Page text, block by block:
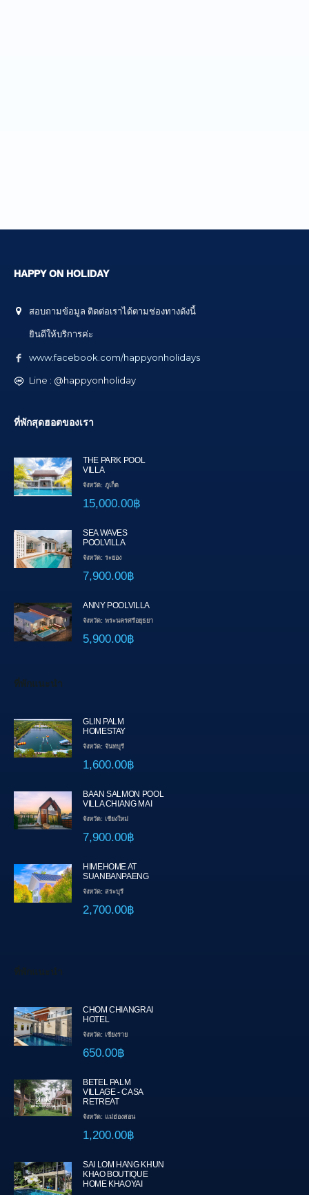
HAPPY ON HOLIDAY
สอบถามข้อมูล ติดต่อเราได้ตามช่องทางดังนี้
ยินดีให้บริการค่ะ
www.facebook.com/happyonholidays
Line : @happyonholiday
ที่พักสุดฮอตของเรา
THE PARK POOL
VILLA
จังหวัด: ภูเก็ต
15,000.00฿
SEA WAVES
POOLVILLA
จังหวัด: ระยอง
7,900.00฿
ANNY POOLVILLA
จังหวัด: พระนครศรีอยุธยา
5,900.00฿
ที่พักแนะนำ
GLIN PALM
HOMESTAY
จังหวัด: จันทบุรี
1,600.00฿
BAAN SALMON POOL
VILLA CHIANG MAI
จังหวัด: เชียงใหม่
7,900.00฿
HIMEHOME AT
SUANBANPAENG
จังหวัด: สระบุรี
2,700.00฿
ที่พักแนะนำ
CHOM CHIANGRAI
HOTEL
จังหวัด: เชียงราย
650.00฿
BETEL PALM
VILLAGE - CASA
RETREAT
จังหวัด: แม่ฮ่องสอน
1,200.00฿
SAI LOM HANG KHUN
KHAO BOUTIQUE
HOME KHAOYAI